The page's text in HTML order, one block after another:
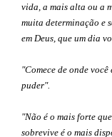
vida, a mais alta ou a
muita determinação e
em Deus, que um dia
"Comece de onde
puder".
"Não é o mais forte
sobrevive é o mais